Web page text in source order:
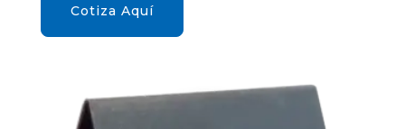
Cotiza Aquí